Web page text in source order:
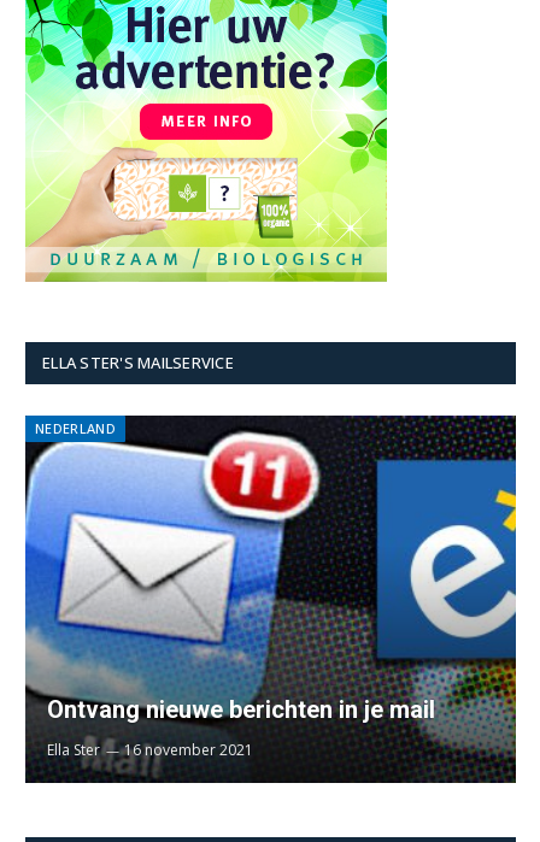
ELLA STER'S MAILSERVICE
NEDERLAND
Ontvang nieuwe berichten in je mail
Ella Ster 16 november 2021